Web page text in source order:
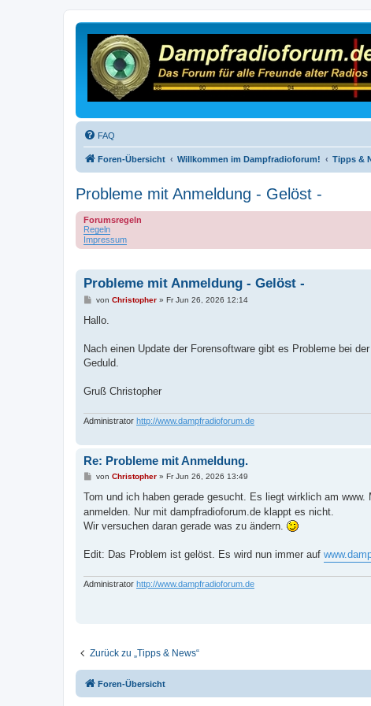
FAQ
Foren-Übersicht Willkommen im Dampfradioforum! Tipps &
Probleme mit Anmeldung - Gelöst -
Forumsregeln
Regeln
Impressum
Probleme mit Anmeldung - Gelöst -
B
i
a
von Christopher» Fr Jun 26, 2026 12:14
Hallo.
Nach einen Update der Forensoftware gibt es Probleme bei
Geduld.
Gruß Christopher
Administrator http://www.dampfradioforum.de
Re: Probleme mit Anmeldung.
B
i
r
a
g
von Christopher» Fr Jun 26, 2026 13:49
Tom und ich haben gerade gesucht. Es liegt wirklich am
anmelden. Nur mit dampfradioforum.de klappt es nicht.
Wir versuchen daran gerade was zu ändern.
Edit: Das Problem ist gelöst. Es wird nun immer auf
Administrator http://www.dampfradioforum.de
Zurück zu „Tipps & News“
Foren-Übersicht